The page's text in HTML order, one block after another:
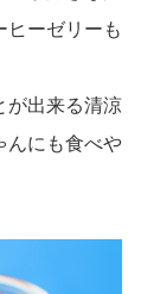
ヒーゼリーも
が出来る清涼
んにも食べや